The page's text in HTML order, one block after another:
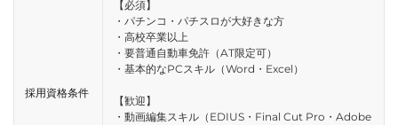
採用資格条件
【必須】
・パチンコ・パチスロが大好きな方
・高校卒業以上
・要普通自動車免許（AT限定可）
・基本的なPCスキル（Word・Excel）
【歓迎】
・動画編集スキル（EDIUS・Final Cut Pro・Adobe